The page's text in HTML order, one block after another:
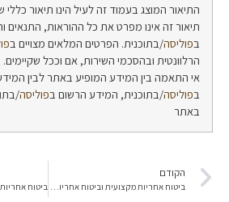
התיאור המוצג בעמוד זה לעיל הינו תיאור כללי
תיאור זה אינו מפרט את כל ההוראות, התנאים
בפוליסה/בתוכנית. הפרטים המלאים מצויים ב
הרלוונטית ובהסכמי השירות, אם וככל
אי התאמה בין המידע המופיע באתר לבין
בפוליסה/בתוכנית, המידע הרשום בפוליסה/
באתר
הקודם